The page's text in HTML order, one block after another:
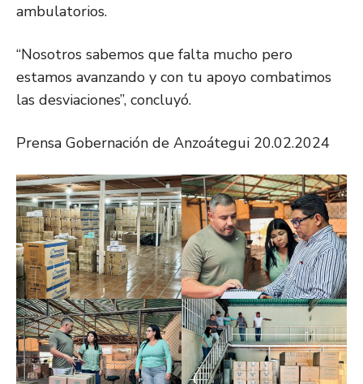
ambulatorios.
“Nosotros sabemos que falta mucho pero
estamos avanzando y con tu apoyo combatimos
las desviaciones”, concluyó.
Prensa Gobernación de Anzoátegui 20.02.2024